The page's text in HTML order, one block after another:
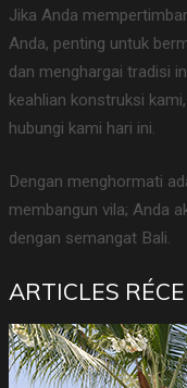
Jika Anda
Anda, penting untuk
dan menghargai tradisi
keahlian konstruksi
hubungi kami hari ini.
Dengan menghormati
membangun vila; Anda
dengan semangat Bali.
ARTICLES